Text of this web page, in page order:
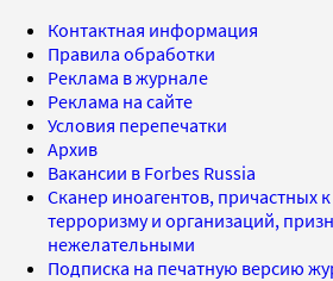
Контактная информация
Правила обработки
Реклама в журнале
Реклама на сайте
Условия перепечатки
Архив
Вакансии в Forbes Russia
Сканер иноагентов, причастных
терроризму и организаций,
нежелательными
Подписка на печатную версию